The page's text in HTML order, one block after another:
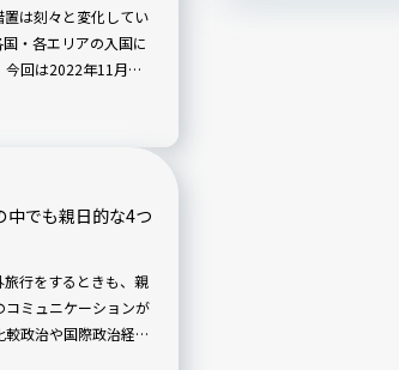
は刻々と変化してい
・各エリアの入国に
回は2022年11月時
中でも親日的な4つ
行をするときも、親
ミュニケーションが
政治や国際政治経済